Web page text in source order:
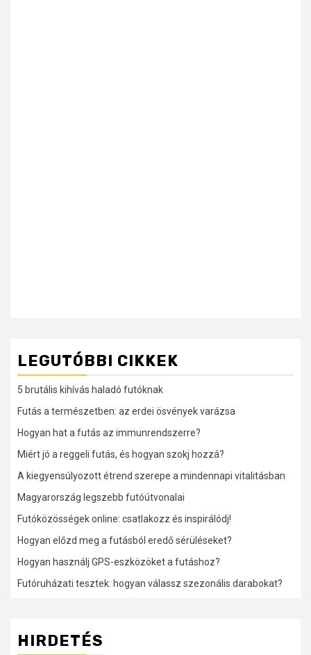
LEGUTÓBBI CIKKEK
5 brutális kihívás haladó futóknak
Futás a természetben: az erdei ösvények varázsa
Hogyan hat a futás az immunrendszerre?
Miért jó a reggeli futás, és hogyan szokj hozzá?
A kiegyensúlyozott étrend szerepe a mindennapi vitalitásban
Magyarország legszebb futóútvonalai
Futóközösségek online: csatlakozz és inspirálódj!
Hogyan előzd meg a futásból eredő sérüléseket?
Hogyan használj GPS-eszközöket a futáshoz?
Futóruházati tesztek: hogyan válassz szezonális darabokat?
HIRDETÉS